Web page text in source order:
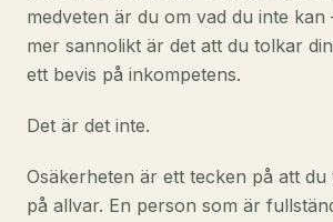
medveten är du om vad du inte
mer sannolikt är det att du tolkar
ett bevis på inkompetens.
Det är det inte.
Osäkerheten är ett tecken på att
på allvar. En person som är